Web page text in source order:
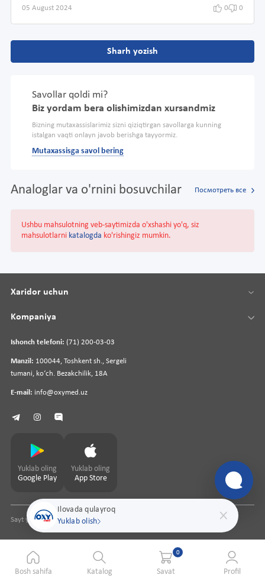
05 August 2024 0 0
Sharh yozish
Savollar qoldi mi?
Biz yordam bera olishimizdan xursandmiz
Bizning mutaxassislarimiz sizni qiziqtirgan savollarga kunning
istalgan vaqti onlayn javob berishga tayyormiz.
Mutaxassisga savol bering
Analoglar va o'rnini bosuvchilar Посмотреть все
Ushbu mahsulotning veb-saytimizda o'xshashi yo'q, siz
mahsulotlarni katalogda ko'rishingiz mumkin.
Ilovada qulayroq
Yuklab olish
Ishonch telefoni: (71) 200-03-03
Manzil: 100044, Toshkent sh., Sergeli
tumani, koʻch. Bezakchilik, 18A
E-mail: info@oxymed.uz
Xaridor uchun
Kompaniya
Yuklab oling
Google Play
Yuklab oling
App Store
Sayt yaratuvchipharmit.uz
Bosh sahifa Katalog
0
Savat Profil